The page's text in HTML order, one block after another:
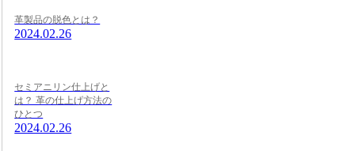
革製品の脱色とは？
2024.02.26
セミアニリン仕上げと
は？ 革の仕上げ方法の
ひとつ
2024.02.26